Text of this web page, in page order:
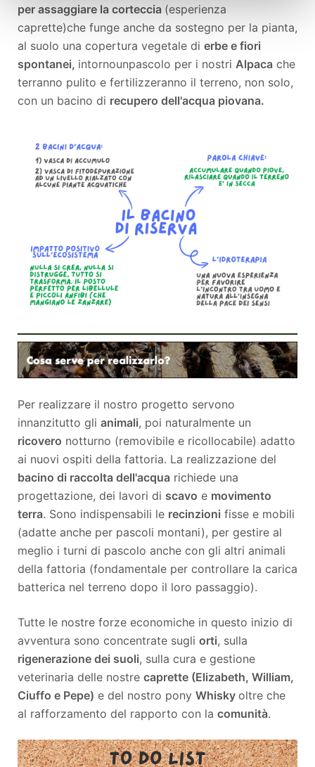
per assaggiare la corteccia (esperienza
caprette)che funge anche da sostegno per la pianta,
al suolo una copertura vegetale di erbe e fiori
spontanei, intornounpascolo per i nostri Alpaca che
terranno pulito e fertilizzeranno il terreno, non solo,
con un bacino di recupero dell'acqua piovana.
Per realizzare il nostro progetto servono
innanzitutto gli animali, poi naturalmente un
ricovero notturno (removibile e ricollocabile) adatto
ai nuovi ospiti della fattoria. La realizzazione del
bacino di raccolta dell'acqua richiede una
progettazione, dei lavori di scavo e movimento
terra. Sono indispensabili le recinzioni fisse e mobili
(adatte anche per pascoli montani), per gestire al
meglio i turni di pascolo anche con gli altri animali
della fattoria (fondamentale per controllare la carica
batterica nel terreno dopo il loro passaggio).
Tutte le nostre forze economiche in questo inizio di
avventura sono concentrate sugli orti, sulla
rigenerazione dei suoli, sulla cura e gestione
veterinaria delle nostre caprette (Elizabeth, William,
Ciuffo e Pepe) e del nostro pony Whisky oltre che
al rafforzamento del rapporto con la comunità.